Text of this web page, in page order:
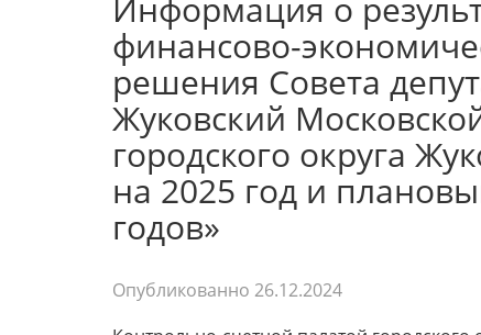
Информация о
финансово-
решения Совета
Жуковский
городского округа
на 2025 год и
годов»
Опубликованно 26.12.2024